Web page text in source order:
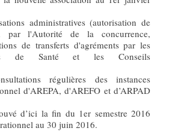
administratives (autorisation de
par l'Autorité de la concurrence,
de transferts d'agréments par les
de Santé et les Conseils
régulières des instances
d'AREPA, d'AREFO et d’ARPAD
d’ici la fin du 1er semestre 2016
au 30 juin 2016.